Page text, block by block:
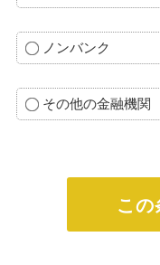
ノンバンク
その他の金融機関